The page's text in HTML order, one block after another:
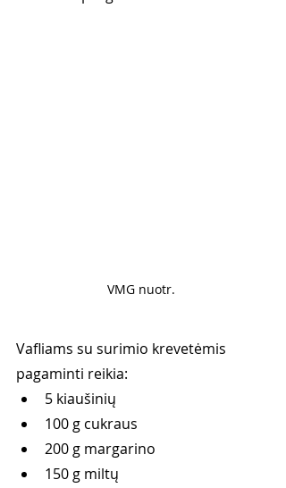
VMG nuotr.
Vafliams su surimio krevetėmis
pagaminti reikia:
5 kiaušinių
100 g cukraus
200 g margarino
150 g miltų